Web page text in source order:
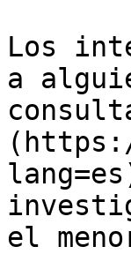
Los
a
el